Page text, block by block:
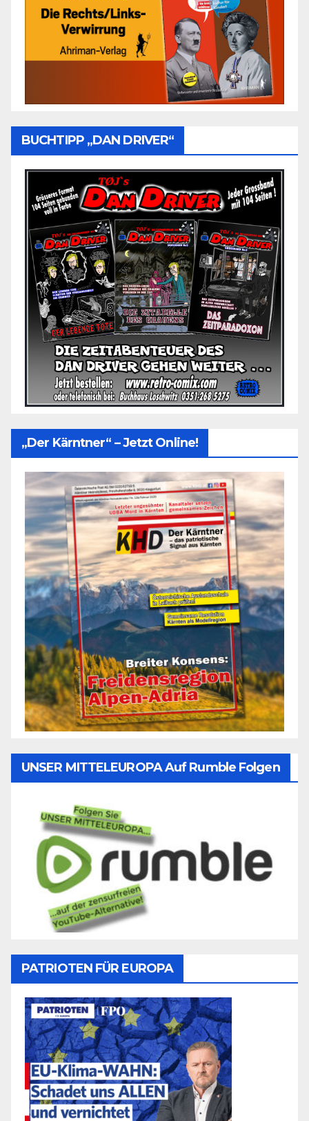
BUCHTIPP „DAN DRIVER“
„Der Kärntner“ – Jetzt Online!
UNSER MITTELEUROPA Auf Rumble Folgen
PATRIOTEN FÜR EUROPA